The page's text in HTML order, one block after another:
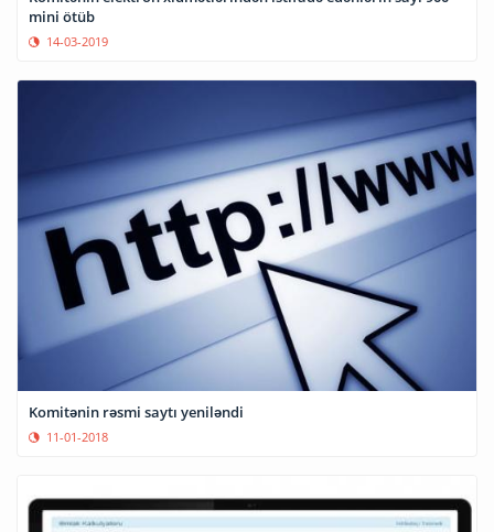
mini ötüb
14-03-2019
Komitənin rəsmi saytı yeniləndi
11-01-2018